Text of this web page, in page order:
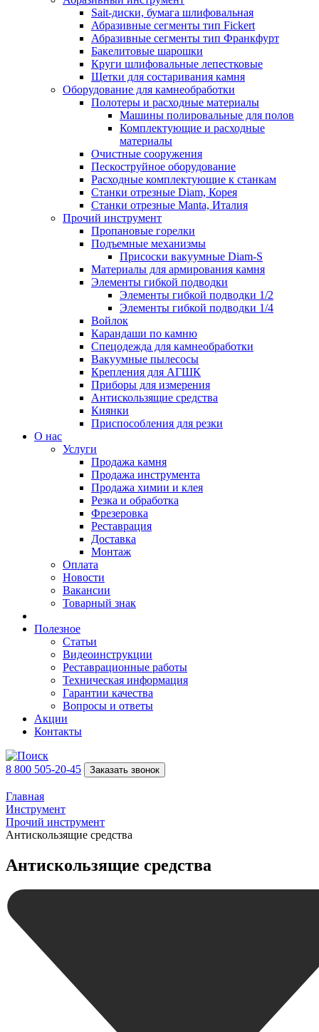
Sait-диски, бумага шлифовальная
Абразивные сегменты тип Fickert
Абразивные сегменты тип Франкфурт
Бакелитовые шарошки
Круги шлифовальные лепестковые
Щетки для состаривания камня
Оборудование для камнеобработки
Полотеры и расходные материалы
Машины полировальные для полов
Комплектующие и расходные
материалы
Очистные сооружения
Пескоструйное оборудование
Расходные комплектующие к станкам
Станки отрезные Diam, Корея
Станки отрезные Manta, Италия
Прочий инструмент
Пропановые горелки
Подъeмные механизмы
Присоски вакуумные Diam-S
Материалы для армирования камня
Элементы гибкой подводки
Элементы гибкой подводки 1/2
Элементы гибкой подводки 1/4
Войлок
Карандаши по камню
Спецодежда для камнеобработки
Вакуумные пылесосы
Крепления для АГШК
Приборы для измерения
Антискользящие средства
Киянки
Приспособления для резки
О нас
Услуги
Продажа камня
Продажа инструмента
Продажа химии и клея
Резка и обработка
Фрезеровка
Реставрация
Доставка
Монтаж
Оплата
Новости
Вакансии
Товарный знак
Полезное
Статьи
Видеоинструкции
Реставрационные работы
Техническая информация
Гарантии качества
Вопросы и ответы
Акции
Контакты
8 800 505-20-45 Заказать звонок
Главная
Инструмент
Прочий инструмент
Антискользящие средства
Антискользящие средства